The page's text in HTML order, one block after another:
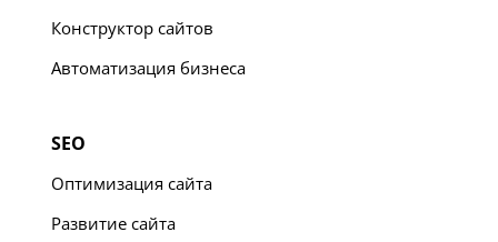
Конструктор сайтов
Автоматизация бизнеса
SEO
Оптимизация сайта
Развитие сайта